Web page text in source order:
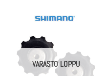
VARASTO LOPPU